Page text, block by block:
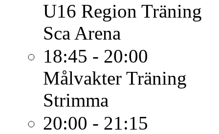
U16 Region Träning
Sca Arena
18:45 - 20:00
Målvakter Träning
Strimma
20:00 - 21:15